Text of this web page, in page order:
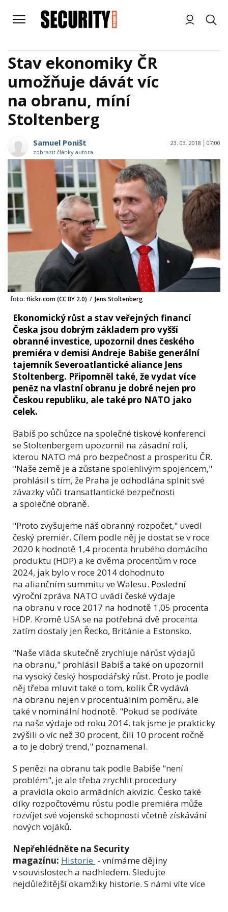
Stav ekonomiky ČR
umožňuje dávát víc
na obranu, míní
Stoltenberg
Samuel Poništ
zobrazit články autora
23. 03. 2018 07:00
foto: flickr.com (CC BY 2.0) / Jens Stoltenberg
Ekonomický růst a stav veřejných financí
Česka jsou dobrým základem pro vyšší
obranné investice, upozornil dnes českého
premiéra v demisi Andreje Babiše generální
tajemník Severoatlantické aliance Jens
Stoltenberg. Připomněl také, že vydat více
peněz na vlastní obranu je dobré nejen pro
Českou republiku, ale také pro NATO jako
celek.
Babiš po schůzce na společné tiskové konferenci
se Stoltenbergem upozornil na zásadní roli,
kterou NATO má pro bezpečnost a prosperitu ČR.
"Naše země je a zůstane spolehlivým spojencem,"
prohlásil s tím, že Praha je odhodlána splnit své
závazky vůči transatlantické bezpečnosti
a společné obraně.
"Proto zvyšujeme náš obranný rozpočet," uvedl
český premiér. Cílem podle něj je dostat se v roce
2020 k hodnotě 1,4 procenta hrubého domácího
produktu (HDP) a ke dvěma procentům v roce
2024, jak bylo v roce 2014 dohodnuto
na aliančním summitu ve Walesu. Poslední
výroční zpráva NATO uvádí české výdaje
na obranu v roce 2017 na hodnotě 1,05 procenta
HDP. Kromě USA se na potřebná dvě procenta
zatím dostaly jen Řecko, Británie a Estonsko.
"Naše vláda skutečně zrychluje nárůst výdajů
na obranu," prohlásil Babiš a také on upozornil
na vysoký český hospodářský růst. Proto je podle
něj třeba mluvit také o tom, kolik ČR vydává
na obranu nejen v procentuálním poměru, ale
také v nominální hodnotě. "Pokud se podíváte
na naše výdaje od roku 2014, tak jsme je prakticky
zvýšili o víc než 30 procent, čili 10 procent ročně
a to je dobrý trend," poznamenal.
S penězi na obranu tak podle Babiše "není
problém", je ale třeba zrychlit procedury
a pravidla okolo armádních akvizic. Česko také
díky rozpočtovému růstu podle premiéra může
rozvíjet své vojenské schopnosti včetně získávání
nových vojáků.
Nepřehlédněte na Security
magazínu: Historie - vnímáme dějiny
v souvislostech a nadhledem. Sledujte
nejdůležitější okamžiky historie. S námi víte více